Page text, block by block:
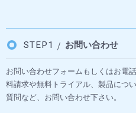
STEP1 お問い合わせ
お問い合わせフォームもしくはお電
料請求や無料トライアル、製品につ
質問など、お問い合わせ下さい。